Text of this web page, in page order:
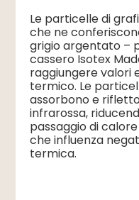
Le particelle di
che ne
grigio argentato –
cassero Isotex
raggiungere valori
termico. Le
assorbono e
infrarossa,
passaggio di
che influenza
termica.